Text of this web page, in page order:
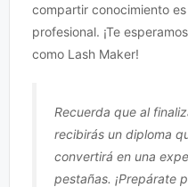
compartir conocimiento
profesional. ¡Te
como Lash Maker!
Recuerda que al
recibirás un diploma
convertirá en una
pestañas. ¡Prepárate